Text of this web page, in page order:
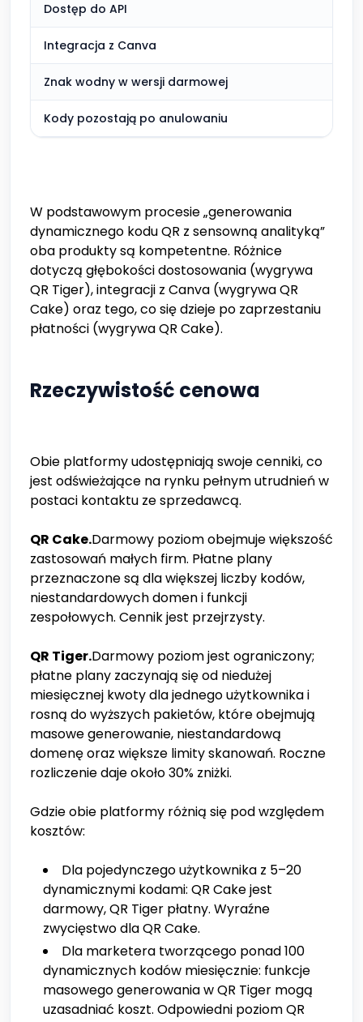
Dostęp do API
Integracja z Canva
Znak wodny w wersji darmowej
Kody pozostają po anulowaniu
W podstawowym procesie „generowania
dynamicznego kodu QR z sensowną analityką”
oba produkty są kompetentne. Różnice
dotyczą głębokości dostosowania (wygrywa
QR Tiger), integracji z Canva (wygrywa QR
Cake) oraz tego, co się dzieje po zaprzestaniu
płatności (wygrywa QR Cake).
Rzeczywistość cenowa
Obie platformy udostępniają swoje cenniki, co
jest odświeżające na rynku pełnym utrudnień w
postaci kontaktu ze sprzedawcą.
QR Cake.Darmowy poziom obejmuje większość
zastosowań małych firm. Płatne plany
przeznaczone są dla większej liczby kodów,
niestandardowych domen i funkcji
zespołowych. Cennik jest przejrzysty.
QR Tiger.Darmowy poziom jest ograniczony;
płatne plany zaczynają się od niedużej
miesięcznej kwoty dla jednego użytkownika i
rosną do wyższych pakietów, które obejmują
masowe generowanie, niestandardową
domenę oraz większe limity skanowań. Roczne
rozliczenie daje około 30% zniżki.
Gdzie obie platformy różnią się pod względem
kosztów:
Dla pojedynczego użytkownika z 5–20
dynamicznymi kodami: QR Cake jest
darmowy, QR Tiger płatny. Wyraźne
zwycięstwo dla QR Cake.
Dla marketera tworzącego ponad 100
dynamicznych kodów miesięcznie: funkcje
masowego generowania w QR Tiger mogą
uzasadniać koszt. Odpowiedni poziom QR